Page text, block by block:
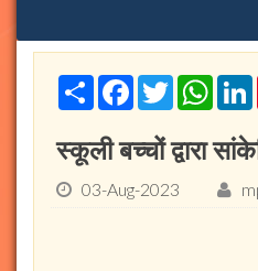
ShareFacebook
Twitter
स्कूली बच्चों द्वारा
03-Aug-2023